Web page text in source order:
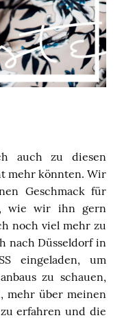
auch zu diesen
mehr könnten. Wir
Geschmack für
wie wir ihn gern
noch viel mehr zu
nach Düsseldorf in
eingeladen, um
zu schauen,
mehr über meinen
erfahren und die